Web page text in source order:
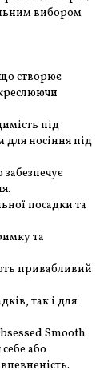
вибором
створює
під
для носіння під
посадки та
та
привабливий
так і для
Smooth
або